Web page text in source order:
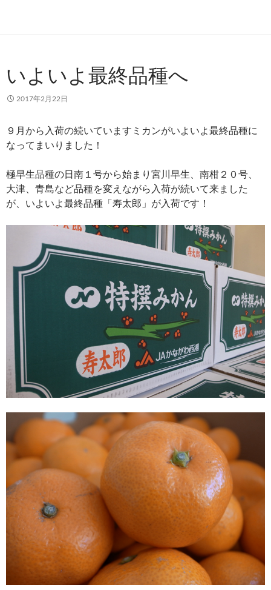
いよいよ最終品種へ
2017年2月22日
９月から入荷の続いていますミカンがいよいよ最終品種に
なってまいりました！
極早生品種の日南１号から始まり宮川早生、南柑２０号、
大津、青島など品種を変えながら入荷が続いて来ました
が、いよいよ最終品種「寿太郎」が入荷です！